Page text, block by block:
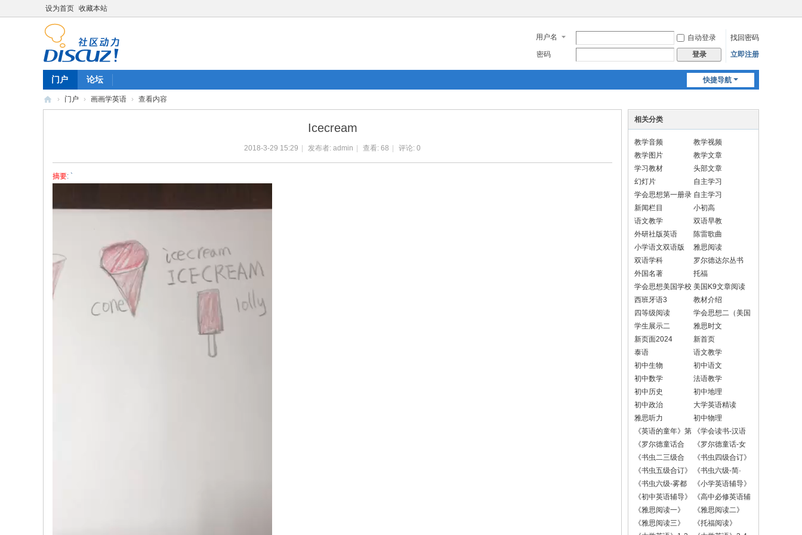
设为首页 收藏本站
用户名 自动登录
找回密码
密码
登录 立即注册
快捷导航
门户 论坛
› 门户 › 画画学英语 › 查看内容
Icecream
2018-3-29 15:29 发布者: admin 查看: 68 评论: 0
摘要: `
相关分类
教学音频
教学视频
教学图片
教学文章
学习教材
头部文章
幻灯片
自主学习
学会思想第一册录
音.
自主学习
新闻栏目
小初高
语文教学
双语早教
外研社版英语
陈雷歌曲
小学语文双语版
雅思阅读
双语学科
罗尔德达尔丛书
外国名著
托福
学会思想美国学校
版
美国K9文章阅读
西班牙语3
教材介绍
四等级阅读
学会思想二（美国
小学六年级版）
学生展示二
雅思时文
新页面2024
新首页
泰语
语文教学
初中生物
初中语文
初中数学
法语教学
初中历史
初中地理
初中政治
大学英语精读
雅思听力
初中物理
《英语的童年》第
一册
《学会读书-汉语
版》
《罗尔德童话合
订》（《魔法手
指》+《了不起的
狐狸爸爸》+《小
乔治的神奇魔
药》）
《罗尔德童话-女
巫》
《书虫二三级合
订》
《书虫四级合订》
（《双城记》《黑
骏马》）
《书虫五级合订》
（《大卫科波菲
尔》《远大前
程》）
《书虫六级-简·
爱》
《书虫六级-雾都
孤儿》
《小学英语辅导》
《初中英语辅导》
《高中必修英语辅
导》
《雅思阅读一》
（加中心思想）
《雅思阅读二》
《雅思阅读三》
《托福阅读》